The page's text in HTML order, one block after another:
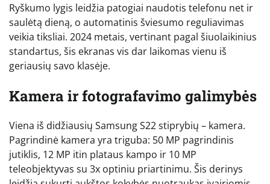
Ryškumo lygis leidžia patogiai naudotis telefonu net ir
saulėtą dieną, o automatinis šviesumo reguliavimas
veikia tiksliai. 2024 metais, vertinant pagal šiuolaikinius
standartus, šis ekranas vis dar laikomas vienu iš
geriausių savo klasėje.
Kamera ir fotografavimo galimybės
Viena iš didžiausių Samsung S22 stiprybių – kamera.
Pagrindinė kamera yra triguba: 50 MP pagrindinis
jutiklis, 12 MP itin plataus kampo ir 10 MP
teleobjektyvas su 3x optiniu priartinimu. Šis derinys